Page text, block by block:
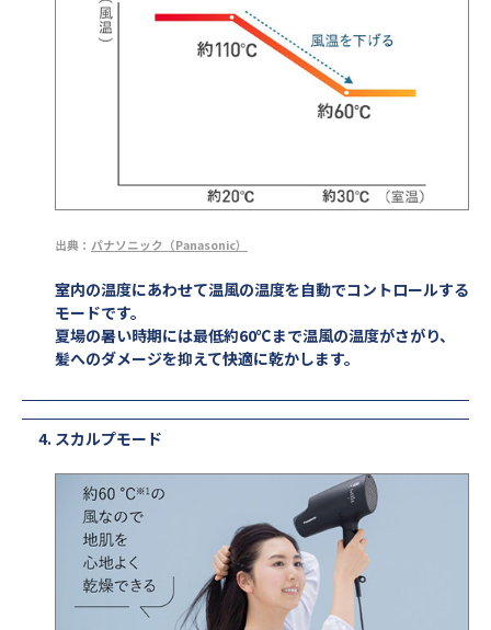
出典： パナソニック（Panasonic）
室内の温度にあわせて温風の温度を自動でコントロールする
モードです。
夏場の暑い時期には最低約60℃まで温風の温度がさがり、
髪へのダメージを抑えて快適に乾かします。
スカルプモード